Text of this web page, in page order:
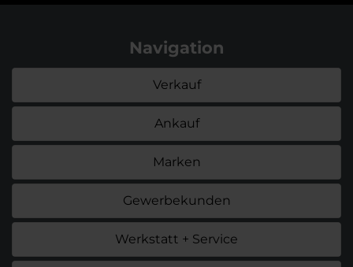
Navigation
Verkauf
Ankauf
Marken
Gewerbekunden
Werkstatt + Service